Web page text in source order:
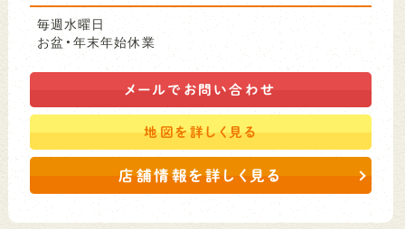
毎週水曜日
お盆・年末年始休業
メールで お問い合わせ
地図を詳しく見る
店舗情報を詳しく見る